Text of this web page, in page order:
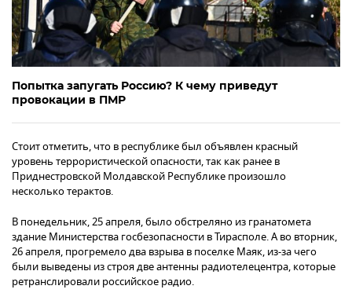
Попытка запугать Россию? К чему приведут
провокации в ПМР
Стоит отметить, что в республике был объявлен красный
уровень террористической опасности, так как ранее в
Приднестровской Молдавской Республике произошло
несколько терактов.
В понедельник, 25 апреля, было обстреляно из гранатомета
здание Министерства госбезопасности в Тирасполе. А во вторник,
26 апреля, прогремело два взрыва в поселке Маяк, из-за чего
были выведены из строя две антенны радиотелецентра, которые
ретранслировали российское радио.